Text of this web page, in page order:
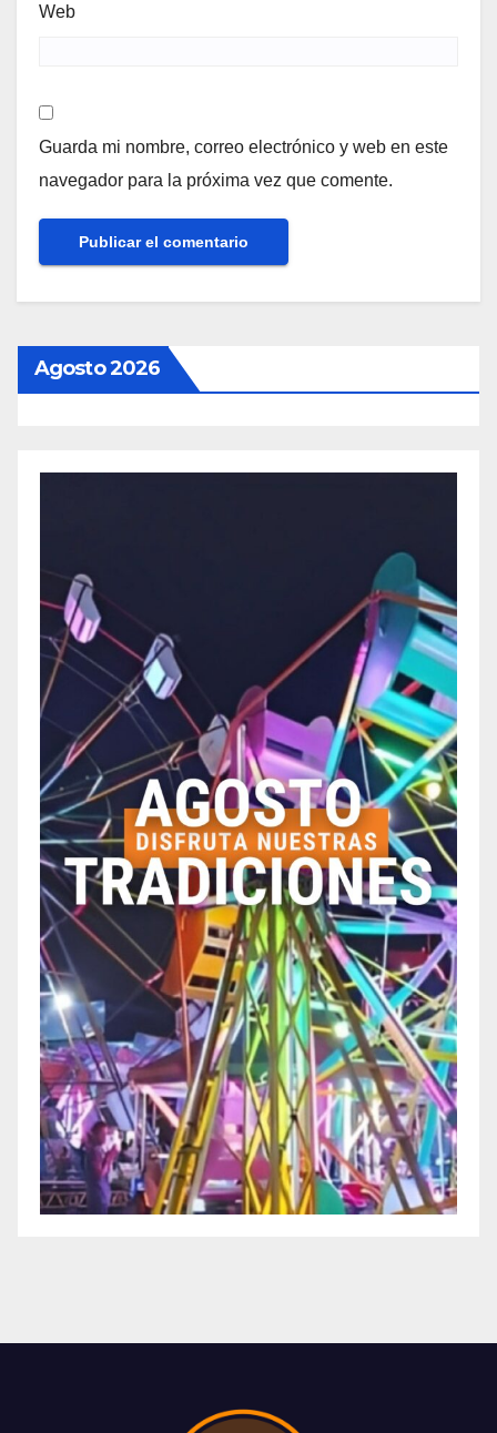
Web
Guarda mi nombre, correo electrónico y web en este
navegador para la próxima vez que comente.
Agosto 2026